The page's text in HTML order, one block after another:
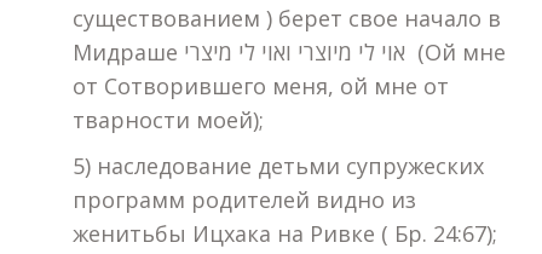
существованием ) берет свое начало в
Мидраше אוי לי מיוצרי ואוי לי מיצרי (Ой мне
от Сотворившего меня, ой мне от
тварности моей);
5) наследование детьми супружеских
программ родителей видно из
женитьбы Ицхака на Ривке ( Бр. 24:67);